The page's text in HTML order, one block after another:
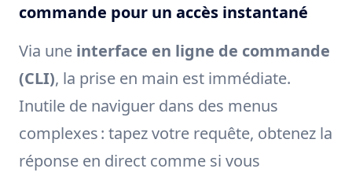
commande pour un accès instantané
Via une interface en ligne de commande
(CLI), la prise en main est immédiate.
Inutile de naviguer dans des menus
complexes : tapez votre requête, obtenez la
réponse en direct comme si vous